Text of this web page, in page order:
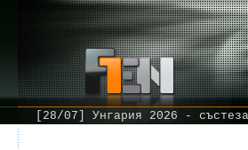
[28/07] Унгария 2026 -